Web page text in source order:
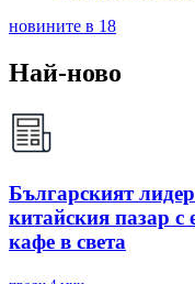
новините в 18
Най-ново
Българският
китайския пазар с
кафе в света